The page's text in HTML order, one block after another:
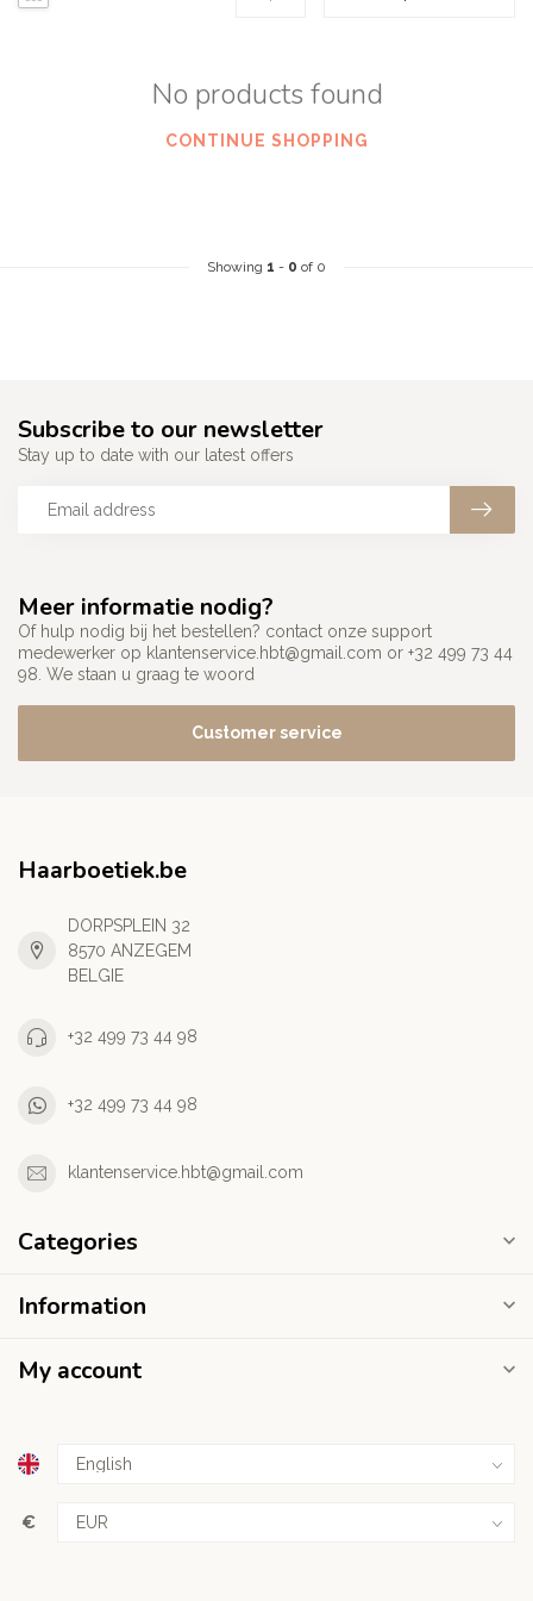
No products found
CONTINUE SHOPPING
Showing 1 - 0 of 0
Meer informatie nodig?
Of hulp nodig bij het bestellen? contact onze support
medewerker op klantenservice.hbt@gmail.com or +32 499 73 44
98. We staan u graag te woord
Customer service
Subscribe to our newsletter
Stay up to date with our latest offers
Haarboetiek.be
DORPSPLEIN 32
8570 ANZEGEM
BELGIE
+32 499 73 44 98
+32 499 73 44 98
klantenservice.hbt@gmail.com
Categories
Information
My account
€